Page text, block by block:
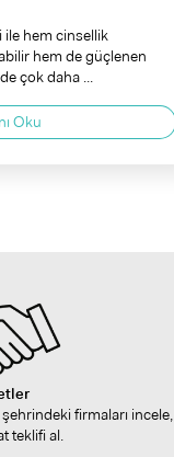
ile hem cinsellik
hem de güçlenen
çok daha ...
Oku
firmaları incele,
teklifi al.